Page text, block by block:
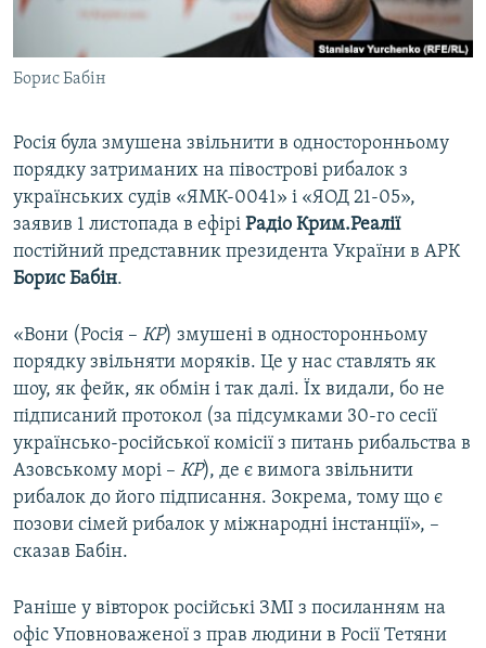
СВІДЧЕННЯ ОКУПАЦІЇ
УКРАЇНСЬКА ПРОБЛЕМА КРИМУ
ІНФОГРАФІКА
ДОЛУЧАЙСЯ!
Усі сайти RFE/RL
Борис Бабін
Росія була змушена звільнити в односторонньому
порядку затриманих на півострові рибалок з
українських судів «ЯМК-0041» і «ЯОД 21-05»,
заявив 1 листопада в ефірі Радіо Крим.Реалії
постійний представник президента України в АРК
Борис Бабін.
«Вони (Росія – КР) змушені в односторонньому
порядку звільняти моряків. Це у нас ставлять як
шоу, як фейк, як обмін і так далі. Їх видали, бо не
підписаний протокол (за підсумками 30-го сесії
українсько-російської комісії з питань рибальства в
Азовському морі – КР), де є вимога звільнити
рибалок до його підписання. Зокрема, тому що є
позови сімей рибалок у міжнародні інстанції», –
сказав Бабін.
Раніше у вівторок російські ЗМІ з посиланням на
офіс Уповноваженої з прав людини в Росії Тетяни